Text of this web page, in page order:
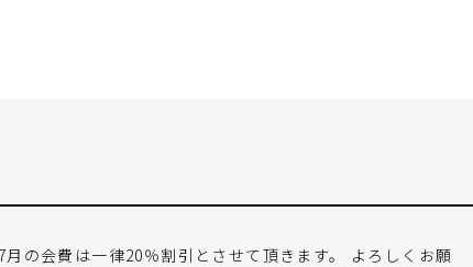
の会費は一律20％割引とさせて頂きます。 よろしくお願